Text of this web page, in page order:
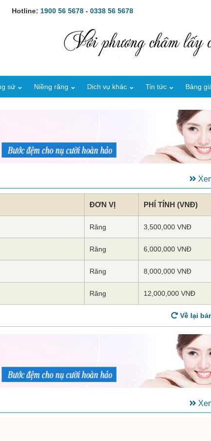
Hotline: 1900 56 5678 -0338 56 5678
sứ Niềng răng Dịch vụ khác Tin tức Bảng
ĐƠN VỊ PHÍ TÍNH (VNĐ)
Răng 3,500,000 VNĐ
Răng 6,000,000 VNĐ
Răng 8,000,000 VNĐ
Răng 12,000,000 VNĐ
Về lại